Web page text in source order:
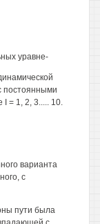
уравне-
постоянными
= 1, 2, 3..... 10.
варианта
с
пути была